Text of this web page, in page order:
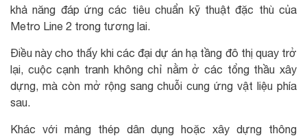
khả năng đáp ứng các tiêu chuẩn kỹ thuật đặc thù của
Metro Line 2 trong tương lai.
Điều này cho thấy khi các đại dự án hạ tầng đô thị quay trở
lại, cuộc cạnh tranh không chỉ nằm ở các tổng thầu xây
dựng, mà còn mở rộng sang chuỗi cung ứng vật liệu phía
sau.
Khác với mảng thép dân dụng hoặc xây dựng thông